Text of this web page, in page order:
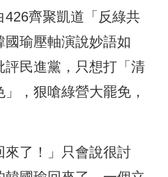
齊聚凱道「反綠共
瑜壓軸演說妙語如
民進黨，只想打「清
，狠嗆綠營大罷免，
來了！」只會說很討